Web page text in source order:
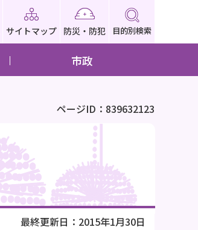
サイトマップ 防災・防犯 目的別検索
市政
ページID：839632123
最終更新日：2015年1月30日